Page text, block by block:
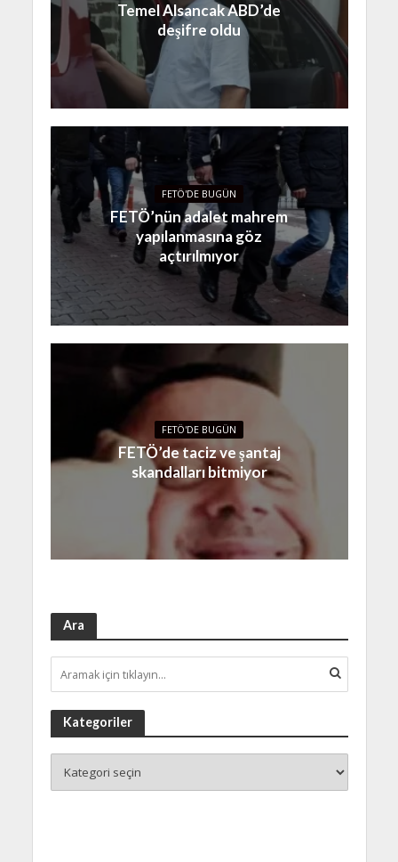
Temel Alsancak ABD’de
deşifre oldu
FETÖ'DE BUGÜN
FETÖ’nün adalet mahrem
yapılanmasına göz
açtırılmıyor
FETÖ'DE BUGÜN
FETÖ’de taciz ve şantaj
skandalları bitmiyor
Ara
Kategoriler